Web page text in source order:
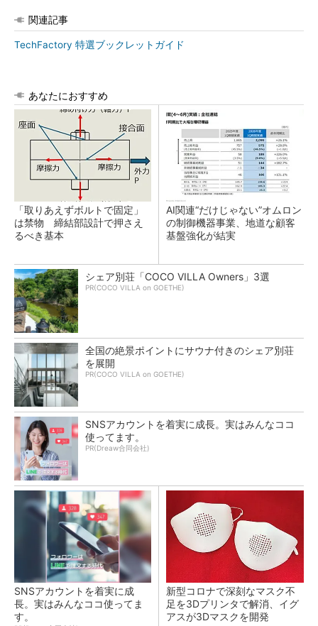
関連記事
TechFactory 特選ブックレットガイド
あなたにおすすめ
「取りあえずボルトで固定」
は禁物 締結部設計で押さえ
るべき基本
AI関連“だけじゃない”オムロン
の制御機器事業、地道な顧客
基盤強化が結実
シェア別荘「COCO VILLA Owners」3選
PR(COCO VILLA on GOETHE)
全国の絶景ポイントにサウナ付きのシェア別荘
を展開
PR(COCO VILLA on GOETHE)
SNSアカウントを着実に成長。実はみんなココ
使ってます。
PR(Dreaw合同会社)
SNSアカウントを着実に成
長。実はみんなココ使ってま
す。
新型コロナで深刻なマスク不
足を3Dプリンタで解消、イグ
アスが3Dマスクを開発